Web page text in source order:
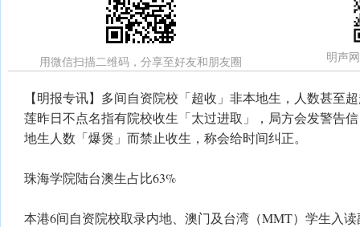
用微信扫描二维码，分享至好友和朋友圈 明声
【明报专讯】多间自资院校「超收」非本地生，人数甚至
莲昨日不点名指有院校收生「太过进取」，局方会发警告
地生人数「爆煲」而禁止收生，称会给时间纠正。
珠海学院陆台澳生占比63%
本港6间自资院校取录内地、澳门及台湾（MMT）学生入